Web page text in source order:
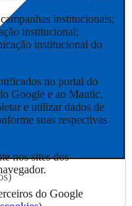
institucionais;
institucional;
institucional do
no portal do
Google e ao Mautic.
e utilizar dados de
suas respectivas
nos sites dos
do Google